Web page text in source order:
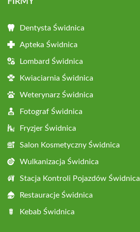
Dentysta Świdnica
Apteka Świdnica
Lombard Świdnica
Kwiaciarnia Świdnica
Weterynarz Świdnica
Fotograf Świdnica
Fryzjer Świdnica
Salon Kosmetyczny Świdnica
Wulkanizacja Świdnica
Stacja Kontroli Pojazdów Świdnica
Restauracje Świdnica
Kebab Świdnica